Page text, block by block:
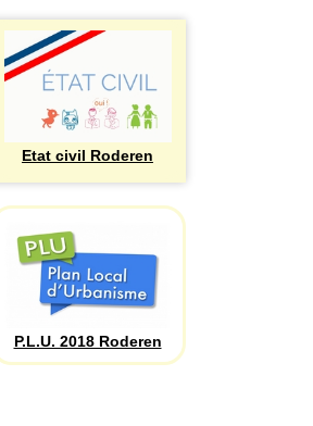
Etat civil Roderen
P.L.U. 2018 Roderen